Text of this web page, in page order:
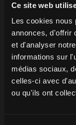
Ce site web
Les cookies nous
annonces, d'offrir
et d'analyser
informations sur
médias sociaux,
celles-ci avec
ou qu'ils ont
les
meilleures
solutions
pour
votre
activité.
En